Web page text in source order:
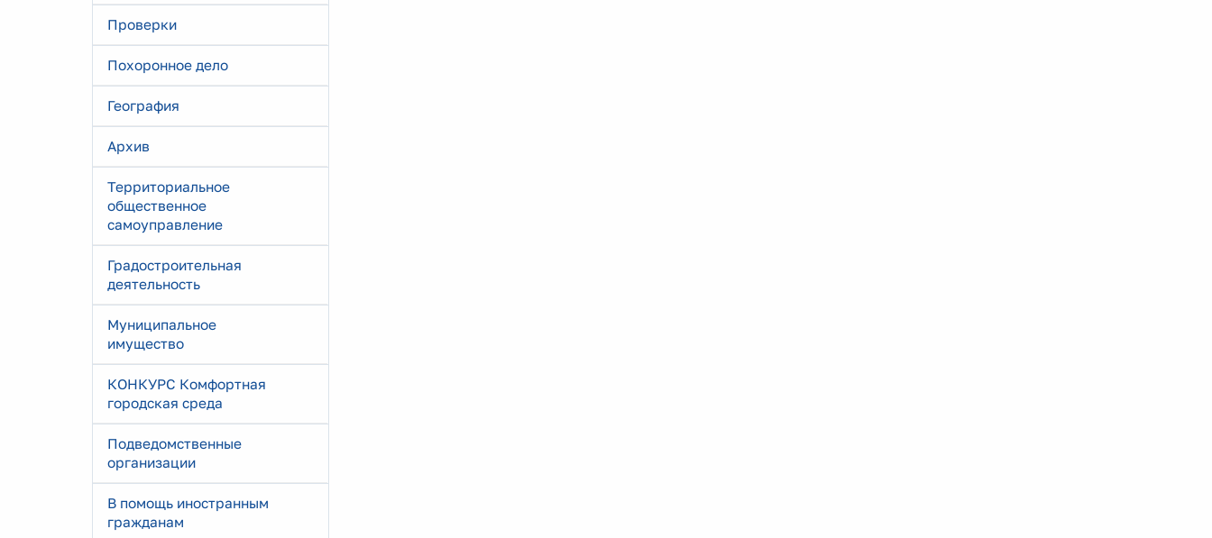
Проверки
Похоронное дело
География
Архив
Территориальное
общественное
самоуправление
Градостроительная
деятельность
Муниципальное
имущество
КОНКУРС Комфортная
городская среда
Подведомственные
организации
В помощь иностранным
гражданам